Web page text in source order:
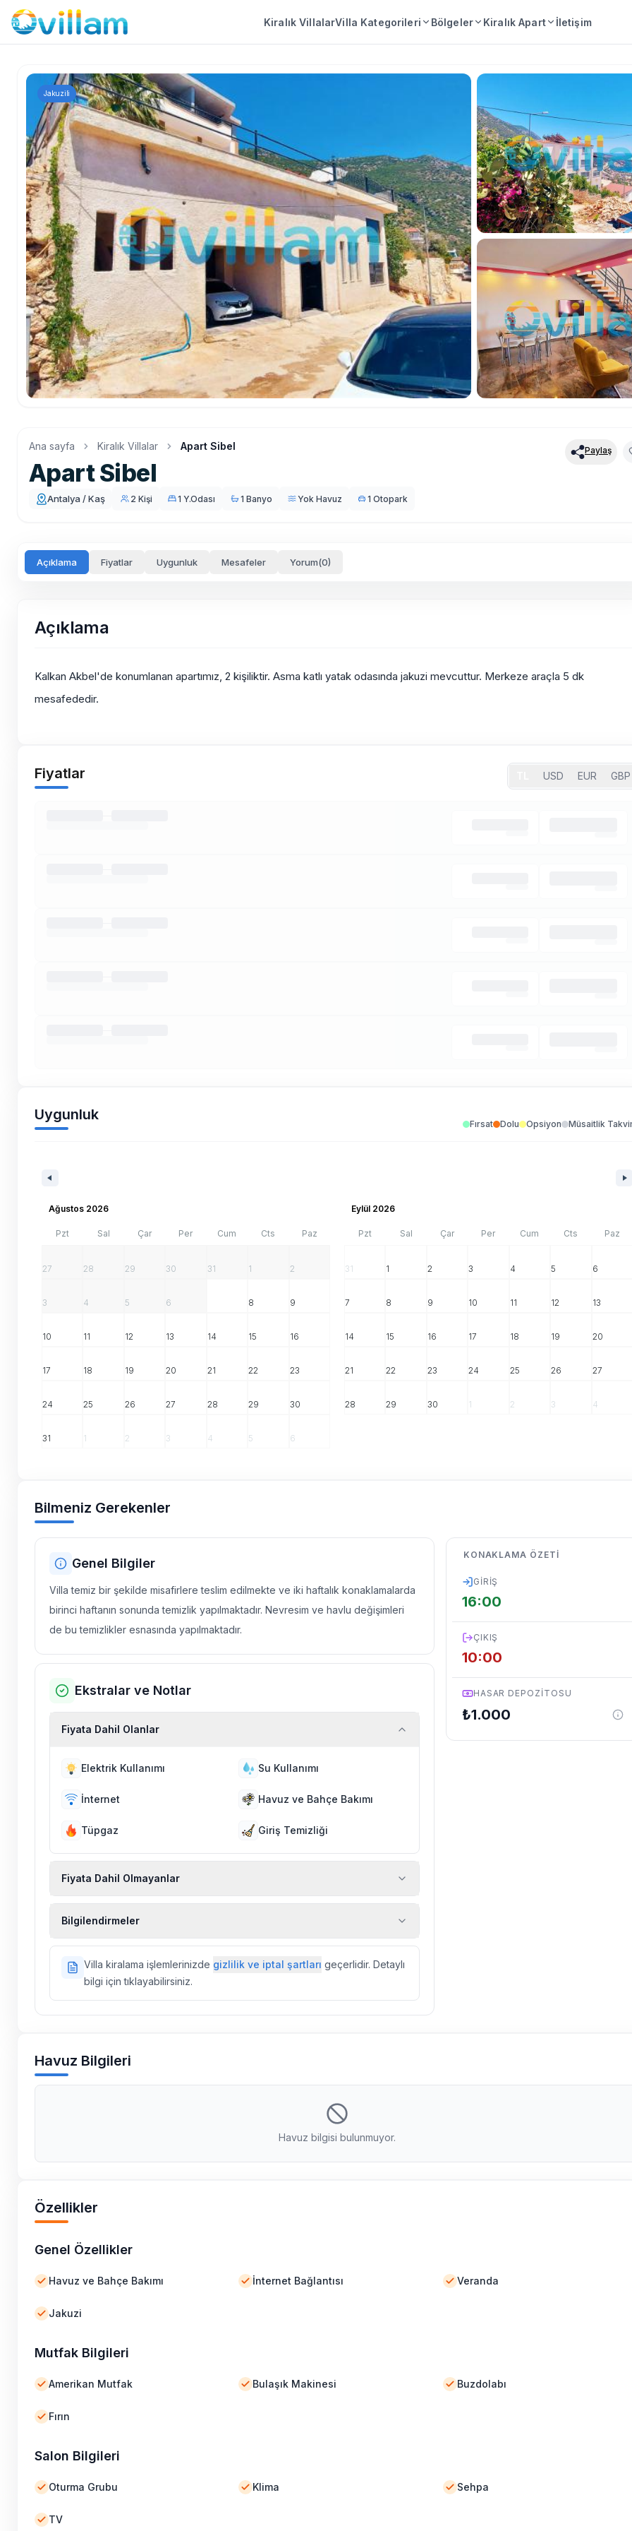
Kiralık VillalarVilla Kategorileri Bölgeler Kiralık Apart İletişim
Jakuzili
Ana sayfa Kiralık Villalar Apart Sibel
Apart Sibel
Paylaş
Antalya / Kaş 2 Kişi 1 Y.Odası 1 Banyo Yok Havuz 1 Otopark
Açıklama Fiyatlar Uygunluk Mesafeler Yorum(0)
Açıklama
Kalkan Akbel'de konumlanan apartımız, 2 kişiliktir. Asma katlı yatak odasında jakuzi mevcuttur. Merkeze araçla 5 dk
mesafededir.
Fiyatlar USD EUR GBP
Uygunluk
Fırsat Dolu Opsiyon Müsaitlik
Ağustos 2026
Pzt Sal Çar Per Cum Cts Paz
27 28 29 30 31 1 2
3 4 5 6 8 9
10 11 12 13 14 15 16
17 18 19 20 21 22 23
24 25 26 27 28 29 30
31 1 2 3 4 5 6
Eylül 2026
Pzt Sal Çar Per Cum Cts Paz
31 1 2 3 4 5 6
7 8 9 10 11 12 13
14 15 16 17 18 19 20
21 22 23 24 25 26 27
28 29 30 1 2 3 4
Bilmeniz Gerekenler
Genel Bilgiler
Villa temiz bir şekilde misafirlere teslim edilmekte ve iki haftalık konaklamalarda
birinci haftanın sonunda temizlik yapılmaktadır. Nevresim ve havlu değişimleri
de bu temizlikler esnasında yapılmaktadır.
Ekstralar ve Notlar
Fiyata Dahil Olanlar
Elektrik Kullanımı Su Kullanımı
İnternet Havuz ve Bahçe Bakımı
Tüpgaz Giriş Temizliği
Fiyata Dahil Olmayanlar
Bilgilendirmeler
ilaçlama yapılmaktadır. Buna rağmen çevrede kelebek, böcek, sinek
vs. bulunma ihtimali vardır.
Villalarımızın bulunmuş olduğu bölgelerde dönemsel olarak altyapı
Villa kiralama işlemlerinizde gizlilik ve iptal şartları geçerlidir. Detaylı
bilgi için tıklayabilirsiniz.
KONAKLAMA ÖZETI
GIRIŞ
16:00
ÇIKIŞ
10:00
HASAR DEPOZITOSU
₺1.000
Havuz Bilgileri
Havuz bilgisi bulunmuyor.
Özellikler
Genel Özellikler
Havuz ve Bahçe Bakımı İnternet Bağlantısı Veranda
Jakuzi
Mutfak Bilgileri
Amerikan Mutfak Bulaşık Makinesi Buzdolabı
Fırın
Salon Bilgileri
Oturma Grubu Klima Sehpa
TV